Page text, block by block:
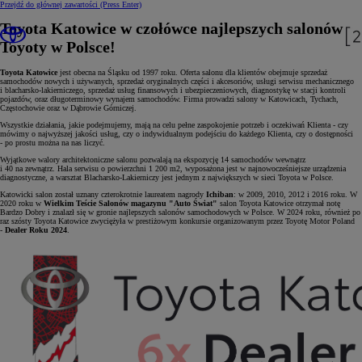
Przejdź do głównej zawartości (Press Enter)
Toyota Katowice w czołówce najlepszych salonów
Toyoty w Polsce!
Toyota Katowice jest obecna na Śląsku od 1997 roku. Oferta salonu dla klientów obejmuje sprzedaż
samochodów nowych i używanych, sprzedaż oryginalnych części i akcesoriów, usługi serwisu mechanicznego
i blacharsko-lakierniczego, sprzedaż usług finansowych i ubezpieczeniowych, diagnostykę w stacji kontroli
pojazdów, oraz długoterminowy wynajem samochodów. Firma prowadzi salony w Katowicach, Tychach,
Częstochowie oraz w Dąbrowie Górniczej.
Wszystkie działania, jakie podejmujemy, mają na celu pełne zaspokojenie potrzeb i oczekiwań Klienta - czy
mówimy o najwyższej jakości usług, czy o indywidualnym podejściu do każdego Klienta, czy o dostępności
- po prostu można na nas liczyć.
Wyjątkowe walory architektoniczne salonu pozwalają na ekspozycję 14 samochodów wewnątrz
i 40 na zewnątrz. Hala serwisu o powierzchni 1 200 m2, wyposażona jest w najnowocześniejsze urządzenia
diagnostyczne, a warsztat Blacharsko-Lakierniczy jest jednym z największych w sieci Toyota w Polsce.
Katowicki salon został uznany czterokrotnie laureatem nagrody Ichiban: w 2009, 2010, 2012 i 2016 roku. W
2020 roku w Wielkim Teście Salonów magazynu "Auto Świat" salon Toyota Katowice otrzymał notę
Bardzo Dobry i znalazł się w gronie najlepszych salonów samochodowych w Polsce. W 2024 roku, również po
raz szósty Toyota Katowice zwyciężyła w prestiżowym konkursie organizowanym przez Toyotę Motor Poland
- Dealer Roku 2024